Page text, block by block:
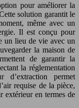
pour améliorer la
solution garantit le
même avec un
Il est conçu pour
un lieu de vie avec un
la maison de
de garantir la
la réglementation
d’extraction permet
requise de la pièce,
extérieur en termes de